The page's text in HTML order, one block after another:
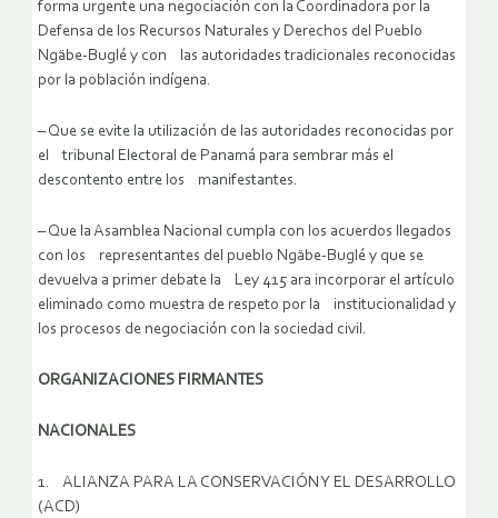
forma urgente una negociación con la Coordinadora por la
Defensa de los Recursos Naturales y Derechos del Pueblo
Ngäbe-Buglé y con las autoridades tradicionales reconocidas
por la población indígena.
– Que se evite la utilización de las autoridades reconocidas por
el tribunal Electoral de Panamá para sembrar más el
descontento entre los manifestantes.
– Que la Asamblea Nacional cumpla con los acuerdos llegados
con los representantes del pueblo Ngäbe-Buglé y que se
devuelva a primer debate la Ley 415 ara incorporar el artículo
eliminado como muestra de respeto por la institucionalidad y
los procesos de negociación con la sociedad civil.
ORGANIZACIONES FIRMANTES
NACIONALES
1. ALIANZA PARA LA CONSERVACIÓN Y EL DESARROLLO
(ACD)